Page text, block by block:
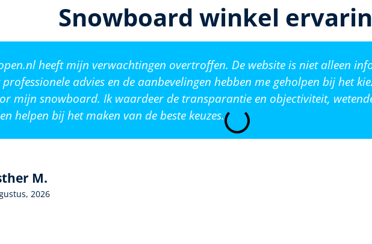
Snowboard winkel
heeft mijn verwachtingen overtroffen. De website is niet alleen
advies en de aanbevelingen hebben me geholpen bij het
mijn snowboard. Ik waardeer de transparantie en objectiviteit,
helpen bij het maken van de beste keuzes.
M.
2026